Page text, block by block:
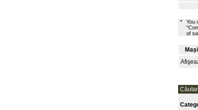
*
You
of